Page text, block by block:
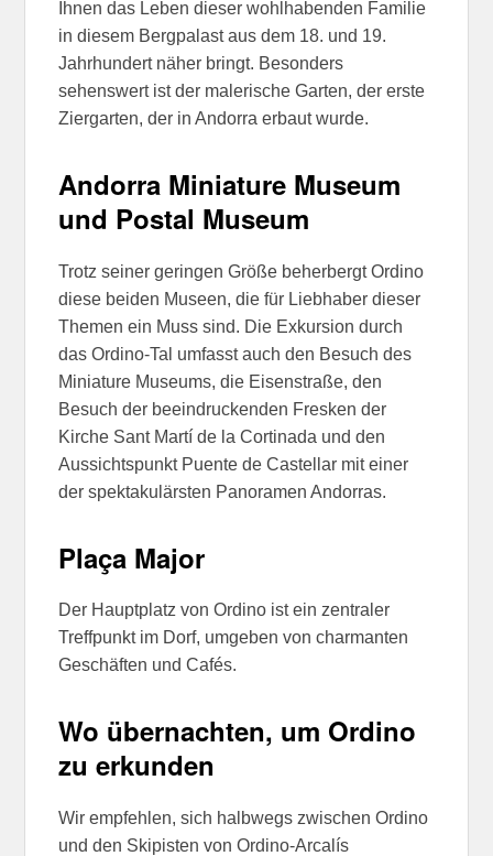
Ihnen das Leben dieser wohlhabenden Familie
in diesem Bergpalast aus dem 18. und 19.
Jahrhundert näher bringt. Besonders
sehenswert ist der malerische Garten, der erste
Ziergarten, der in Andorra erbaut wurde.
Andorra Miniature Museum
und Postal Museum
Trotz seiner geringen Größe beherbergt Ordino
diese beiden Museen, die für Liebhaber dieser
Themen ein Muss sind. Die Exkursion durch
das Ordino-Tal umfasst auch den Besuch des
Miniature Museums, die Eisenstraße, den
Besuch der beeindruckenden Fresken der
Kirche Sant Martí de la Cortinada und den
Aussichtspunkt Puente de Castellar mit einer
der spektakulärsten Panoramen Andorras.
Plaça Major
Der Hauptplatz von Ordino ist ein zentraler
Treffpunkt im Dorf, umgeben von charmanten
Geschäften und Cafés.
Wo übernachten, um Ordino
zu erkunden
Wir empfehlen, sich halbwegs zwischen Ordino
und den Skipisten von Ordino-Arcalís